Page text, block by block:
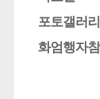
포토갤러리
화엄행자